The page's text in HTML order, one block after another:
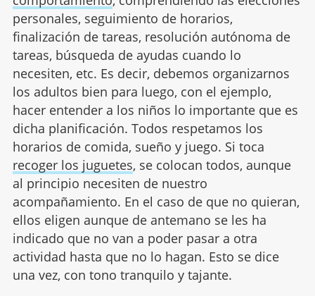
personales, seguimiento de horarios,
finalización de tareas, resolución autónoma de
tareas, búsqueda de ayudas cuando lo
necesiten, etc. Es decir, debemos organizarnos
los adultos bien para luego, con el ejemplo,
hacer entender a los niños lo importante que es
dicha planificación. Todos respetamos los
horarios de comida, sueño y juego. Si toca
recoger los juguetes, se colocan todos, aunque
al principio necesiten de nuestro
acompañamiento. En el caso de que no quieran,
ellos eligen aunque de antemano se les ha
indicado que no van a poder pasar a otra
actividad hasta que no lo hagan. Esto se dice
una vez, con tono tranquilo y tajante.